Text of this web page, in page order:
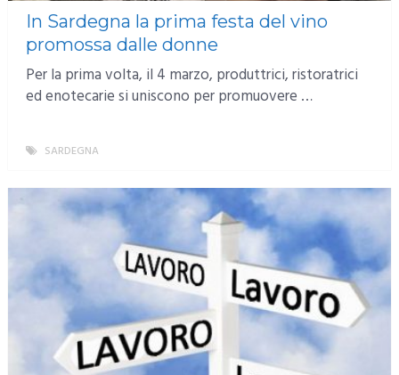
In Sardegna la prima festa del vino
promossa dalle donne
Per la prima volta, il 4 marzo, produttrici, ristoratrici
ed enotecarie si uniscono per promuovere …
SARDEGNA